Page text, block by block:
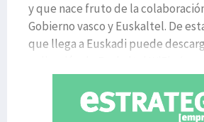
y que nace fruto de la
Gobierno vasco y Euskaltel. De
que llega a Euskadi puede